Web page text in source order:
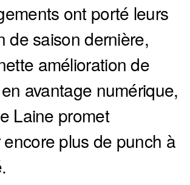
ont porté leurs
de saison dernière,
amélioration de
en avantage numérique,
Laine promet
plus de punch à